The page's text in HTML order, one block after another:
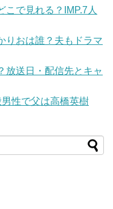
で見れる？IMP.7人
りおは誰？夫もドラマ
放送日・配信先とキャ
性で父は高橋英樹